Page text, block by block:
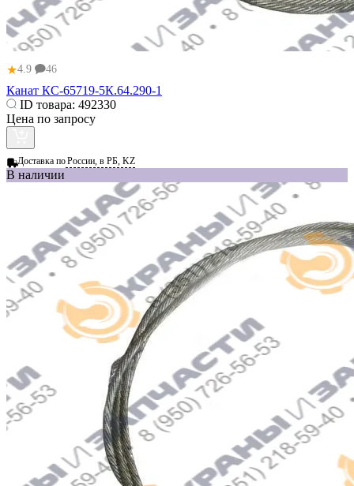
★4.9 46
Канат КС-65719-5К.64.290-1
ID товара: 492330
Цена по запросу
Доставка поРоссии, в РБ, KZ
В наличии